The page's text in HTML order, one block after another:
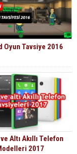
Oyun Tavsiye 2016
Altı Akıllı Telefon
2017